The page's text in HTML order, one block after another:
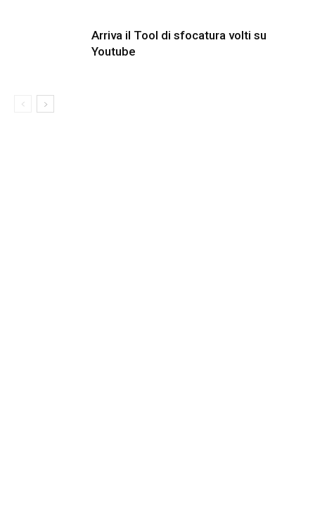
Arriva il Tool di sfocatura volti su
Youtube